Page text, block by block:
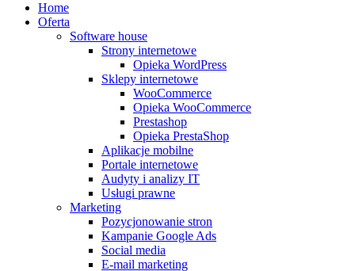
Home
Oferta
Software house
Strony internetowe
Opieka WordPress
Sklepy internetowe
WooCommerce
Opieka WooCommerce
Prestashop
Opieka PrestaShop
Aplikacje mobilne
Portale internetowe
Audyty i analizy IT
Usługi prawne
Marketing
Pozycjonowanie stron
Kampanie Google Ads
Social media
E-mail marketing